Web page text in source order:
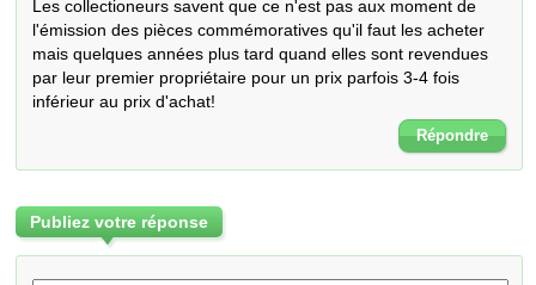
Les collectioneurs savent que ce n'est pas aux moment de
l'émission des pièces commémoratives qu'il faut les acheter
mais quelques années plus tard quand elles sont revendues
par leur premier propriétaire pour un prix parfois 3-4 fois
inférieur au prix d'achat!
Répondre
Publiez votre réponse